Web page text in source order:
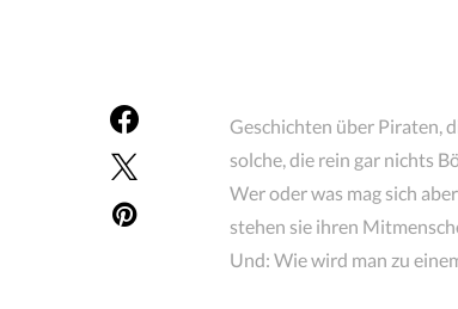
Geschichten über Piraten,
solche, die rein gar nichts
Wer oder was mag sich
stehen sie ihren
Und: Wie wird man zu